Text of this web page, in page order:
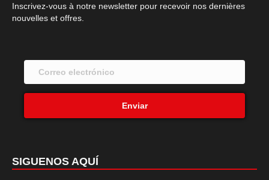
Inscrivez-vous à notre newsletter pour recevoir nos dernières
nouvelles et offres.
Enviar
SIGUENOS AQUÍ